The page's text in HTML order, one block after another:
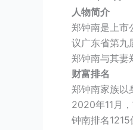
人物简介
郑钟南是上市
议广东省第九
郑钟南与其妻
财富排名
郑钟南家族以
2020年11月
钟南排名1215